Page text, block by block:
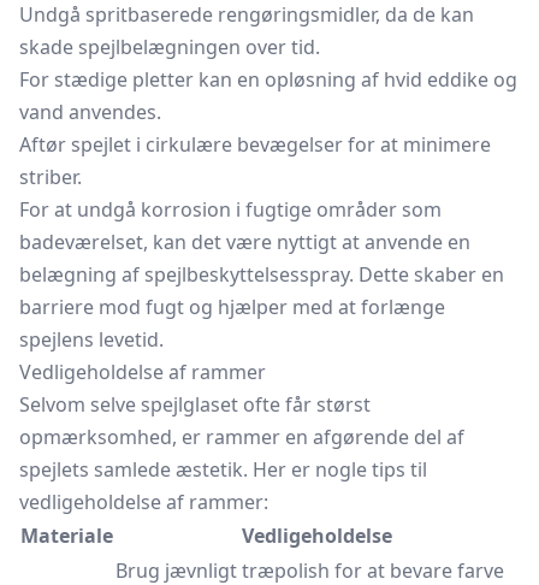
Undgå spritbaserede rengøringsmidler, da de kan
skade spejlbelægningen over tid.
For stædige pletter kan en opløsning af hvid eddike og
vand anvendes.
Aftør spejlet i cirkulære bevægelser for at minimere
striber.
For at undgå korrosion i fugtige områder som
badeværelset, kan det være nyttigt at anvende en
belægning af spejlbeskyttelsesspray. Dette skaber en
barriere mod fugt og hjælper med at forlænge
spejlens levetid.
Vedligeholdelse af rammer
Selvom selve spejlglaset ofte får størst
opmærksomhed, er rammer en afgørende del af
spejlets samlede æstetik. Her er nogle tips til
vedligeholdelse af rammer:
Materiale
Vedligeholdelse
Brug jævnligt træpolish for at bevare farve